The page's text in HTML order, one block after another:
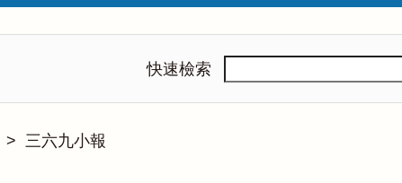
快速檢索
> 三六九小報